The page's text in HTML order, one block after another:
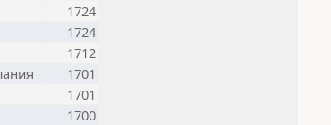
1724
1724
1712
1701
1701
1700